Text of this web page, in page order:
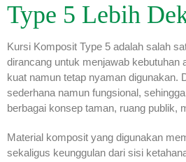
Type 5 Lebih
Kursi Komposit Type 5 adalah salah
dirancang untuk menjawab kebutuhan
kuat namun tetap nyaman digunakan.
sederhana namun fungsional,
berbagai konsep taman, ruang publik,
Material komposit yang digunakan
sekaligus keunggulan dari sisi